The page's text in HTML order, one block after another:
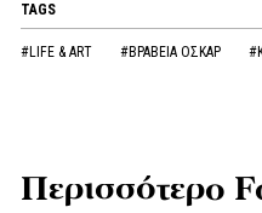
TAGS
#LIFE & ART #ΒΡΑΒΕΙΑ ΟΣΚΑΡ
Περισσότερο